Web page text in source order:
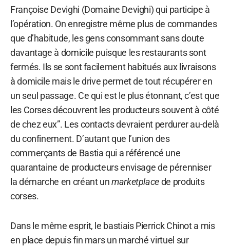
Françoise Devighi (Domaine Devighi) qui participe à
l’opération. On enregistre même plus de commandes
que d’habitude, les gens consommant sans doute
davantage à domicile puisque les restaurants sont
fermés. Ils se sont facilement habitués aux livraisons
à domicile mais le drive permet de tout récupérer en
un seul passage. Ce qui est le plus étonnant, c’est que
les Corses découvrent les producteurs souvent à côté
de chez eux”. Les contacts devraient perdurer au-delà
du confinement. D’autant que l’union des
commerçants de Bastia qui a référencé une
quarantaine de producteurs envisage de pérenniser
la démarche en créant unmarketplacede produits
corses.
Dans le même esprit, le bastiais Pierrick Chinot a mis
en place depuis fin mars un marché virtuel sur